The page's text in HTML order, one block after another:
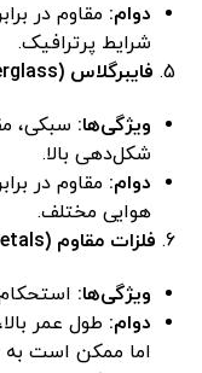
دوام: مقاوم در
شرایط پرترافیک.
5. فایبرگلاس (Fiberglass)
ویژگی‌ها: سبکی،
شکل‌دهی بالا.
دوام: مقاوم در
هوایی مختلف.
6. فلزات مقاوم (Durable Metals)
ویژگی‌ها: استحکام
دوام: طول عمر
اما ممکن است به